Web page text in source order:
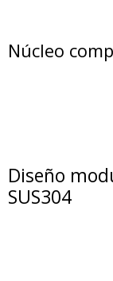
Núcleo
Diseño
SUS304